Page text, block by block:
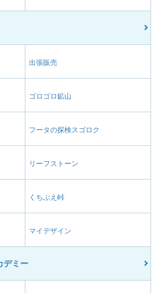
出張販売
ゴロゴロ鉱山
フータの探検スゴロク
リーフストーン
くちぶえ峠
マイデザイン
デミー